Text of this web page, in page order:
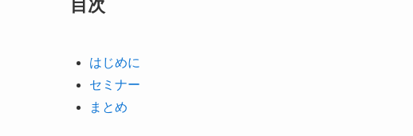
目次
はじめに
セミナー
まとめ